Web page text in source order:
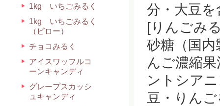
1kg いちごみるく
1kg いちごみるく
（ピロー）
チョコみるく
アイスワッフルコ
ーンキャンディ
グレープスカッシ
ュキャンディ
分・大豆を
[りんごみ
砂糖（国内
んご濃縮
ントシア
豆・りん